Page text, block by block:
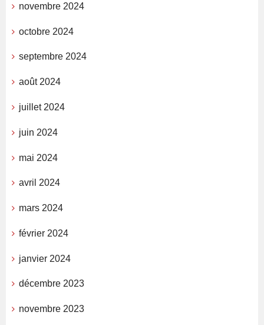
novembre 2024
octobre 2024
septembre 2024
août 2024
juillet 2024
juin 2024
mai 2024
avril 2024
mars 2024
février 2024
janvier 2024
décembre 2023
novembre 2023